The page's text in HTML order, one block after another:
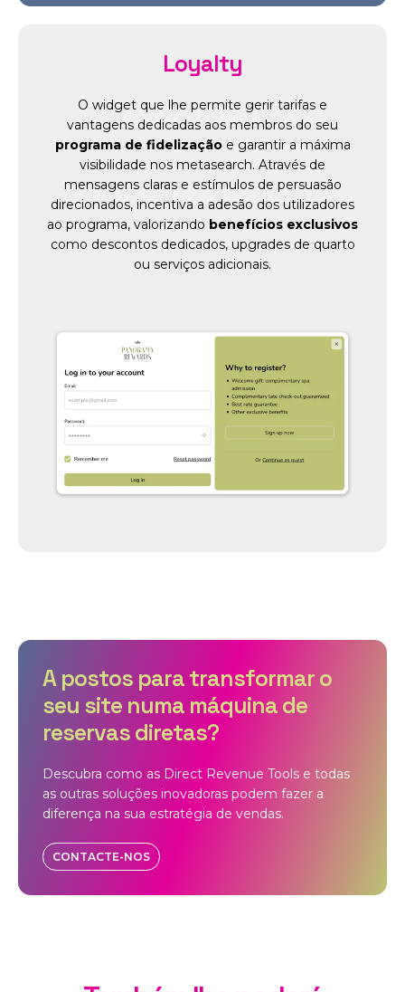
Loyalty
O widget que lhe permite gerir tarifas e
vantagens dedicadas aos membros do seu
programa de fidelizaçãoe garantir a máxima
visibilidade nos metasearch. Através de
mensagens claras e estímulos de persuasão
direcionados, incentiva a adesão dos utilizadores
ao programa, valorizando benefícios exclusivos
como descontos dedicados, upgrades de quarto
ou serviços adicionais.
A postos para transformar o
seu site numa máquina de
reservas diretas?
Descubra como as Direct Revenue Tools e todas
as outras soluções inovadoras podem fazer a
diferença na sua estratégia de vendas.
CONTACTE-NOS